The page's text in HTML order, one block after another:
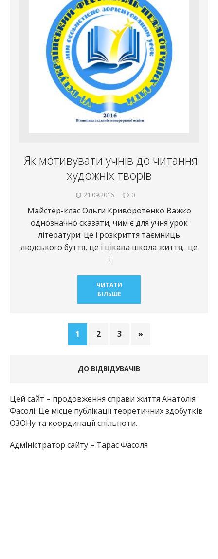
Як мотивувати учнів до читання
художніх творів
21.09.2016 0
Майстер-клас Ольги Криворотенко Важко
однозначно сказати, чим є для учня урок
літератури: це і розкриття таємниць
людського буття, це і цікава школа життя, це
і
ЧИТАТИ
БІЛЬШЕ
1 2 3 »
ДО ВІДВІДУВАЧІВ
Цей сайт – продовження справи життя Анатолія
Фасолі. Це місце публікації теоретичних здобутків
ОЗОНу та координації спільноти.
Адміністратор сайту – Тарас Фасоля